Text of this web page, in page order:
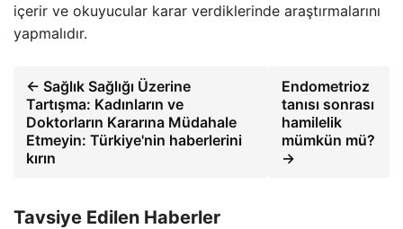
içerir ve okuyucular karar verdiklerinde araştırmalarını
yapmalıdır.
← Sağlık Sağlığı Üzerine
Tartışma: Kadınların ve
Doktorların Kararına Müdahale
Etmeyin: Türkiye'nin haberlerini
kırın
Endometrioz
tanısı sonrası
hamilelik
mümkün mü?
→
Tavsiye Edilen Haberler